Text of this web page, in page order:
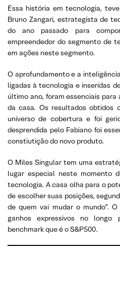
Essa história em tecnologia,
Bruno Zangari, estrategista de
do ano passado para
empreendedor do segmento de
em ações neste segmento.
O aprofundamento e a
ligadas à tecnologia e inseridas
último ano, foram essenciais
da casa. Os resultados obtidos
universo de cobertura e foi
desprendida pelo Fabiano foi
constiutição do novo produto.
O Miles Singular tem uma
lugar especial neste momento
tecnologia. A casa olha para o
de escolher suas posições,
de quem vai mudar o mundo”.
ganhos expressivos no
benchmark que é o S&P500.